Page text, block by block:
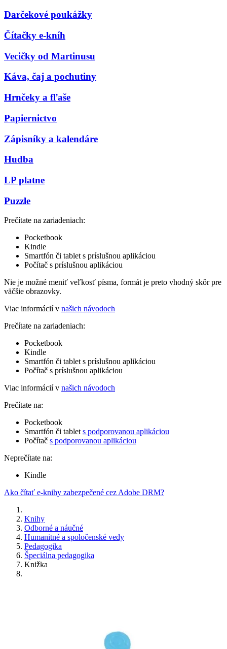
Darčekové poukážky
Čítačky e-kníh
Vecičky od Martinusu
Káva, čaj a pochutiny
Hrnčeky a fľaše
Papiernictvo
Zápisníky a kalendáre
Hudba
LP platne
Puzzle
Prečítate na zariadeniach:
Pocketbook
Kindle
Smartfón či tablet s príslušnou aplikáciou
Počítač s príslušnou aplikáciou
Nie je možné meniť veľkosť písma, formát je preto vhodný skôr pre
väčšie obrazovky.
Viac informácií v našich návodoch
Prečítate na zariadeniach:
Pocketbook
Kindle
Smartfón či tablet s príslušnou aplikáciou
Počítač s príslušnou aplikáciou
Viac informácií v našich návodoch
Prečítate na:
Pocketbook
Smartfón či tablet s podporovanou aplikáciou
Počítač s podporovanou aplikáciou
Neprečítate na:
Kindle
Ako čítať e-knihy zabezpečené cez Adobe DRM?
Knihy
Odborné a náučné
Humanitné a spoločenské vedy
Pedagogika
Špeciálna pedagogika
Knižka